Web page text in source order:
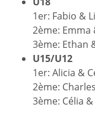
1er: Fabio &
2ème: Emma
3ème: Ethan
U15/U12
1er: Alicia &
2ème:
3ème: Célia